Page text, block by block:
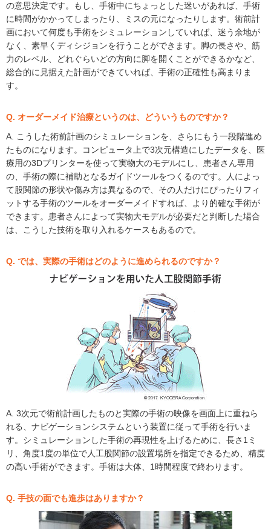
の意思決定です。もし、手術中にちょっとした迷いがあれば、手術
に時間がかかってしまったり、ミスの元になったりします。術前計
画において何度も手術をシミュレーションしていれば、迷う余地が
なく、素早くディシジョンを行うことができます。脚の長さや、筋
力のレベル、どれぐらいどの方向に脚を開くことができるかなど、
総合的に見据えた計画ができていれば、手術の正確性も高まりま
す。
Q. オーダーメイド治療というのは、どういうものですか？
A. こうした術前計画のシミュレーションを、さらにもう一段階進め
たものになります。コンピュータ上で3次元構造にしたデータを、医
療用の3Dプリンターを使って実物大のモデルにし、患者さん専用
の、手術の際に補助となるガイドツールをつくるのです。人によっ
て股関節の形状や傷み方は異なるので、その人だけにぴったりフィ
ットする手術のツールをオーダーメイドすれば、より的確な手術が
できます。患者さんによって実物大モデルが必要だと判断した場合
は、こうした技術を取り入れるケースもあるので。
Q. では、実際の手術はどのように進められるのですか？
A. 3次元で術前計画したものと実際の手術の映像を画面上に重ねら
れる、ナビゲーションシステムという装置に従って手術を行いま
す。シミュレーションした手術の再現性を上げるために、長さ1ミ
リ、角度1度の単位で人工股関節の設置場所を指定できるため、精度
の高い手術ができます。手術は大体、1時間程度で終わります。
Q. 手技の面でも進歩はありますか？